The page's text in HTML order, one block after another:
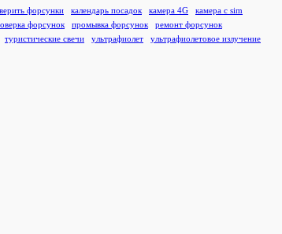
форсунки календарь посадок камера 4G
камера с sim
форсунок промывка форсунок
ремонт форсунок
туристические свечи ультрафиолет
ультрафиолетовое излучение